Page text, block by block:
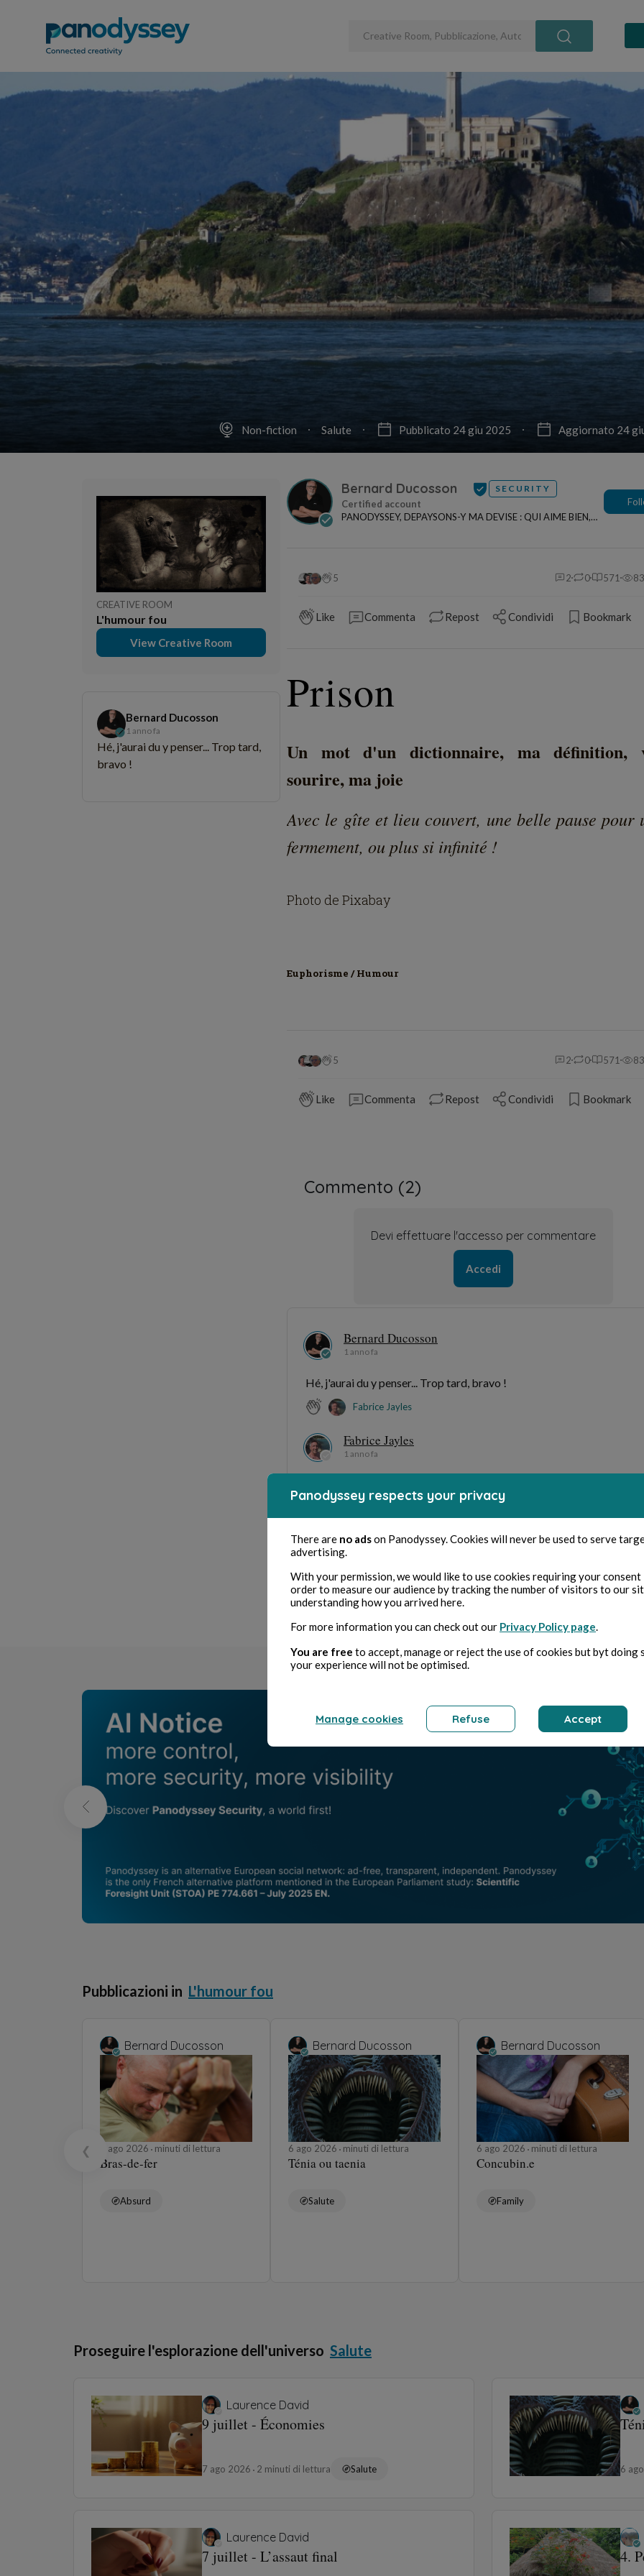
Non-fiction Salute Pubblicato 24 giu 2025 Aggiornato 24
CREATIVE ROOM
L'humour fou
View Creative Room
Bernard Ducosson
1 anno fa
Hé, j'aurai du y penser... Trop tard,
bravo !
Bernard Ducosson SECURITY
PANODYSSEY, DEPAYSONS-Y MA DEVISE : QUI AIME BIEN,
5 2 0 571
Like Commenta Repost Condividi Bookmark
Prison
Un mot d'un dictionnaire, ma définition,
sourire, ma joie
Avec le gîte et lieu couvert, une belle pause pour
fermement, ou plus si infinité !
Photo de Pixabay
Euphorisme / Humour
5 2 0 571
Like Commenta Repost Condividi Bookmark
Commento (2)
Devi effettuare l'accesso per commentare
Accedi
Bernard Ducosson
1 anno fa
Hé, j'aurai du y penser... Trop tard, bravo !
Fabrice Jayles
Fabrice Jayles
1 anno fa
Previus
Pubblicazioni in L'humour fou
❮
Bernard Ducosson
6 ago 2026 minuti di lettura
Bras-de-fer
Absurd
Bernard Ducosson
6 ago 2026 minuti di lettura
Ténia ou taenia
Salute
Bernard Ducosson
6 ago 2026 minuti di lettura
Concubin.e
Family
Proseguire l'esplorazione dell'universo Salute
Laurence David
9 juillet - Économies
7 ago 2026 2 minuti di lettura Salute 6
Laurence David
7 juillet - L’assaut final 4.
Panodyssey respects your privacy
There are no adson Panodyssey. Cookies will never be used to serve
advertising.
With your permission, we would like to use cookies requiring your consent
order to measure our audience by tracking the number of visitors to our
understanding how you arrived here.
For more information you can check out our Privacy Policy page.
You are free to accept, manage or reject the use of cookies but byt doing
your experience will not be optimised.
Manage cookies Refuse Accept